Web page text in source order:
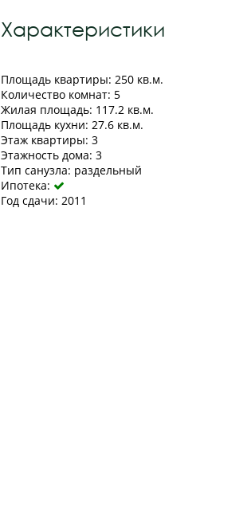
Характеристики
Площадь квартиры: 250 кв.м.
Количество комнат: 5
Жилая площадь: 117.2 кв.м.
Площадь кухни: 27.6 кв.м.
Этаж квартиры: 3
Этажность дома: 3
Тип санузла: раздельный
Ипотека: 
Год сдачи: 2011